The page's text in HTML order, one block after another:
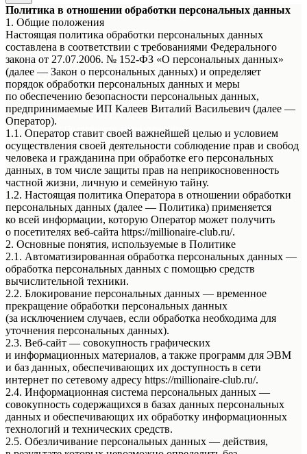
ЗАБРАТЬ СВОЮ
СКИДКУ!
ЗАПИШИТЕСЬ НА ПРИМЕРКУ
И ПОЛУЧИТЕ СКИДКУ ДО 4500₽!
АКЦИЯ ДЕЙСТВУЕТ ДО 10 АВГУСТА!
* Подробности акции уточняйте у
Стилистов Консультантов Магазина!
Мы находимся в г.Уфа ул. 50-летия октября д.18
Режим работы с 10:00 до 21:00
* Подробности акции уточняйте у Стилистов
Консультантов Магазина!
Мы находимся в г.Уфа ул. 50-летия октября д.18
Режим работы с 9:00 до 21:00
Политика в отношении обработки персональных данных
1. Общие положения
Настоящая политика обработки персональных данных
составлена в соответствии с требованиями Федерального
закона от 27.07.2006. № 152-ФЗ «О персональных данных»
(далее — Закон о персональных данных) и определяет
порядок обработки персональных данных и меры
по обеспечению безопасности персональных данных,
предпринимаемые ИП Калеев Виталий Васильевич (далее —
Оператор).
1.1. Оператор ставит своей важнейшей целью и условием
осуществления своей деятельности соблюдение прав и свобод
человека и гражданина при обработке его персональных
данных, в том числе защиты прав на неприкосновенность
частной жизни, личную и семейную тайну.
1.2. Настоящая политика Оператора в отношении обработки
персональных данных (далее — Политика) применяется
ко всей информации, которую Оператор может получить
о посетителях веб-сайта https://millionaire-club.ru/.
2. Основные понятия, используемые в Политике
2.1. Автоматизированная обработка персональных данных —
обработка персональных данных с помощью средств
вычислительной техники.
2.2. Блокирование персональных данных — временное
прекращение обработки персональных данных
(за исключением случаев, если обработка необходима для
уточнения персональных данных).
2.3. Веб-сайт — совокупность графических
и информационных материалов, а также программ для ЭВМ
и баз данных, обеспечивающих их доступность в сети
интернет по сетевому адресу https://millionaire-club.ru/.
2.4. Информационная система персональных данных —
совокупность содержащихся в базах данных персональных
данных и обеспечивающих их обработку информационных
технологий и технических средств.
2.5. Обезличивание персональных данных — действия,